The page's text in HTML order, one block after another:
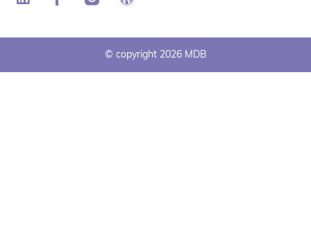
© copyright 2026 MDB